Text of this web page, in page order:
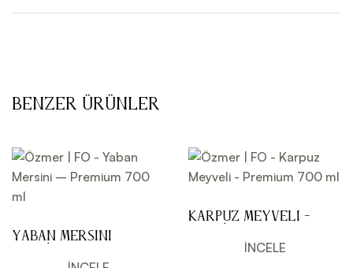
Benzer Ürünler
Yaban Mersini –
Karpuz Meyveli -
İNCELE